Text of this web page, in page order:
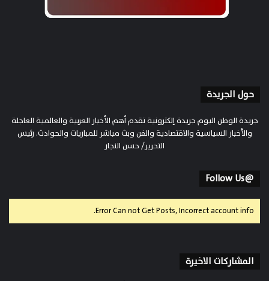
حول الجريدة
جريدة الوطن اليوم جريدة إلكترونية تقدم أهم الأخبار العربية والعالمية العاجلة
والأخبار السياسية والاقتصادية والفن وبث مباشر للمباريات والحوادث. رئيس
التحرير/ حسن النجار
@Follow Us
Error Can not Get Posts, Incorrect account info.
المشاركات الاخيرة